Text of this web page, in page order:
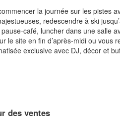
la journée sur les pistes
redescendre à ski
café, luncher dans une salle
le site en fin d’après-midi ou
exclusive avec DJ, décor et
des ventes